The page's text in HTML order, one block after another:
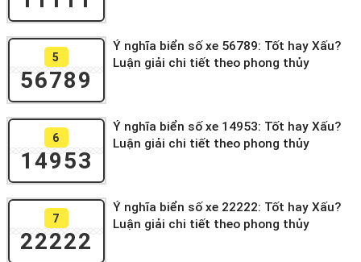
5
56789
Ý nghĩa biển số xe 56789: Tốt hay Xấu?
Luận giải chi tiết theo phong thủy
6
14953
Ý nghĩa biển số xe 14953: Tốt hay Xấu?
Luận giải chi tiết theo phong thủy
7
22222
Ý nghĩa biển số xe 22222: Tốt hay Xấu?
Luận giải chi tiết theo phong thủy